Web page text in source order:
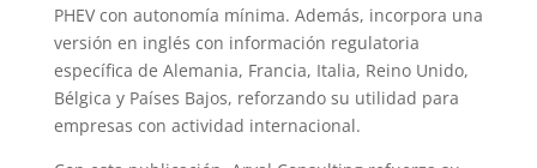
PHEV con autonomía mínima. Además, incorpora una
versión en inglés con información regulatoria
específica de Alemania, Francia, Italia, Reino Unido,
Bélgica y Países Bajos, reforzando su utilidad para
empresas con actividad internacional.